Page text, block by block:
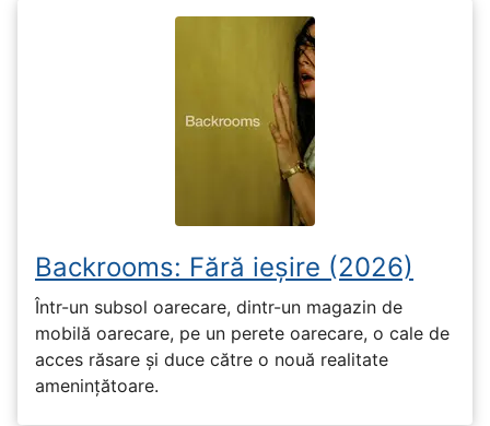
Backrooms: Fără ieșire (2026)
Într-un subsol oarecare, dintr-un magazin de
mobilă oarecare, pe un perete oarecare, o cale de
acces răsare și duce către o nouă realitate
amenințătoare.